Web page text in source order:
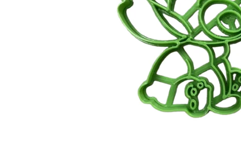
Fechas patrias
Halloween
Navidad
Pascuas
San patricio
Vuelta al cole
Moldes de silicona
Pirotines
Pre-mezclas
Velas y bengalas